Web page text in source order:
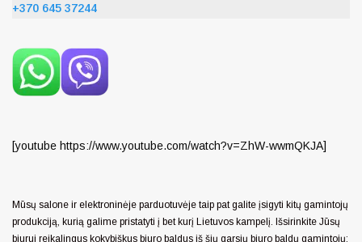
+370 645 37244
[youtube https://www.youtube.com/watch?v=ZhW-wwmQKJA]
Mūsų salone ir elektroninėje parduotuvėje taip pat galite įsigyti kitų gamintojų
produkciją, kurią galime pristatyti į bet kurį Lietuvos kampelį. Išsirinkite Jūsų
biurui reikalingus kokybiškus biuro baldus iš šių garsių biuro baldų gamintojų: